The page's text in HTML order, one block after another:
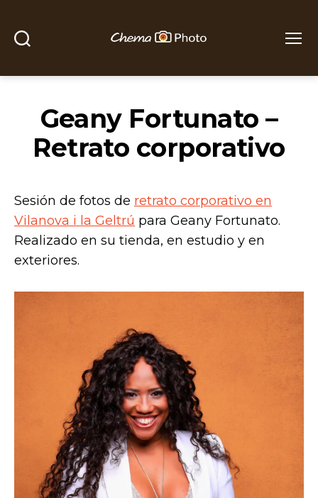
Photo
Geany Fortunato –
Retrato corporativo
Sesión de fotos de retrato corporativo en
Vilanova i la Geltrú para Geany Fortunato.
Realizado en su tienda, en estudio y en
exteriores.